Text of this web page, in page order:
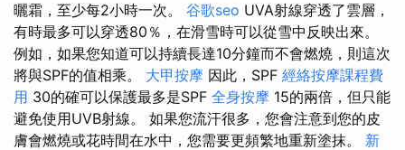
曬霜，至少每2小時一次。 谷歌seo UVA射線穿透了雲層，
有時最多可以穿透80％，在滑雪時可以從雪中反映出來。
例如，如果您知道可以持續長達10分鐘而不會燃燒，則這次
將與SPF的值相乘。 大甲按摩 因此，SPF 經絡按摩課程費
用 30的確可以保護最多是SPF 全身按摩 15的兩倍，但只能
避免使用UVB射線。 如果您流汗很多，您會注意到您的皮
膚會燃燒或花時間在水中，您需要更頻繁地重新塗抹。 新